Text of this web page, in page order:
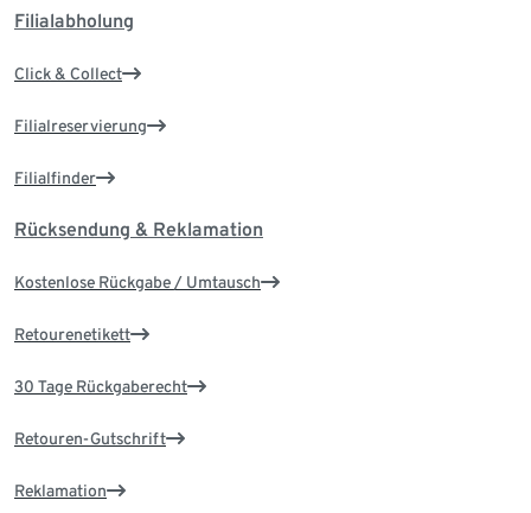
Filialabholung
Click & Collect
Filialreservierung
Filialfinder
Rücksendung & Reklamation
Kostenlose Rückgabe / Umtausch
Retourenetikett
30 Tage Rückgaberecht
Retouren-Gutschrift
Reklamation